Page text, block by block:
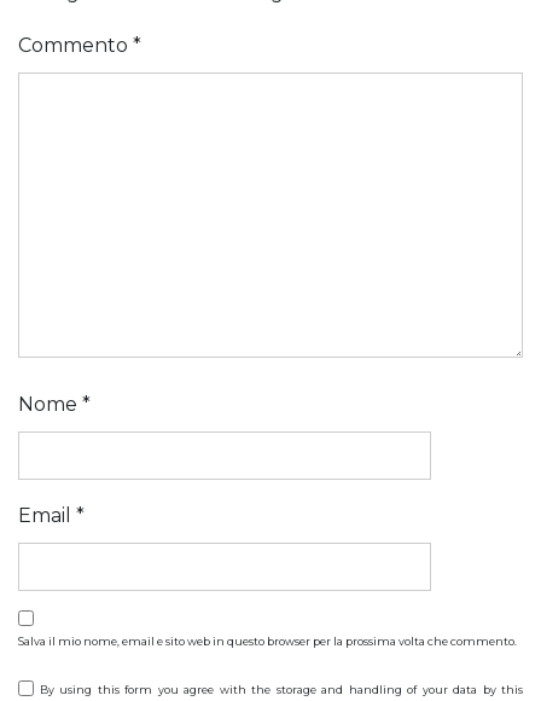
Commento *
Nome *
Email *
Salva il mio nome, email e sito web in questo browser per la prossima volta che commento.
By using this form you agree with the storage and handling of your data by this